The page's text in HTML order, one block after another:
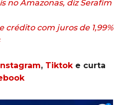
no Amazonas, diz Serafim
crédito com juros de 1,99%
Instagram, Tiktoke curta